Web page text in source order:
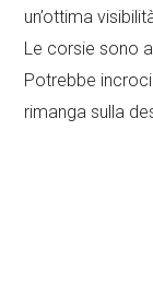
un’ottima
Le corsie sono
Potrebbe
rimanga sulla